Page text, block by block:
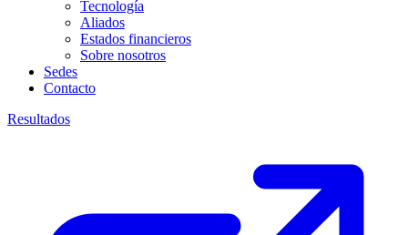
Tecnología
Aliados
Estados financieros
Sobre nosotros
Sedes
Contacto
Resultados